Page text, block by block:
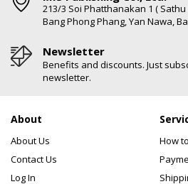
213/3 Soi Phatthanakan 1 ( Sathu
Bang Phong Phang, Yan Nawa,
Newsletter
Benefits and discounts. Just
newsletter.
About
About Us
Contact Us
Log In
How